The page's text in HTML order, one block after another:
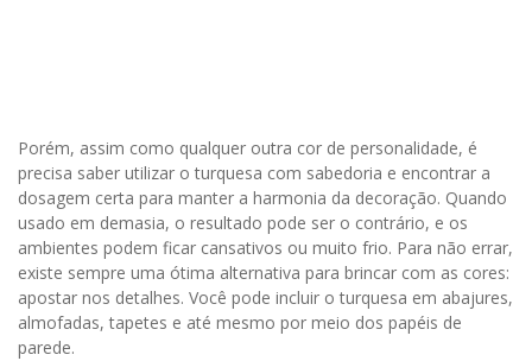
Porém, assim como qualquer outra cor de personalidade, é
precisa saber utilizar o turquesa com sabedoria e encontrar a
dosagem certa para manter a harmonia da decoração. Quando
usado em demasia, o resultado pode ser o contrário, e os
ambientes podem ficar cansativos ou muito frio. Para não errar,
existe sempre uma ótima alternativa para brincar com as cores:
apostar nos detalhes. Você pode incluir o turquesa em abajures,
almofadas, tapetes e até mesmo por meio dos papéis de
parede.